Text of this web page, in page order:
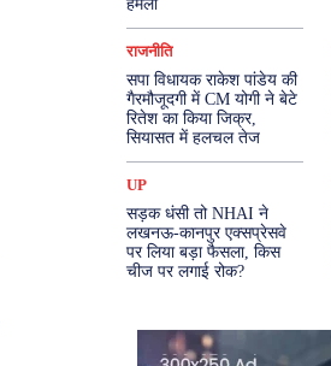
हमला
राजनीति
सपा विधायक राकेश पांडेय की
गैरमौजूदगी में CM योगी ने बेटे
रितेश का किया जिक्र,
सियासत में हलचल तेज
UP
सड़क धंसी तो NHAI ने
लखनऊ-कानपुर एक्सप्रेसवे
पर लिया बड़ा फैसला, किस
चीज पर लगाई रोक?